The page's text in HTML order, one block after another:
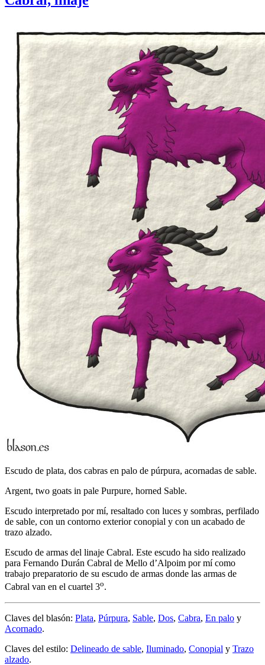
Escudo de plata, dos cabras en palo de púrpura, acornadas de sable.
Argent, two goats in pale Purpure, horned Sable.
Escudo interpretado por mí, resaltado con luces y sombras, perfilado
de sable, con un contorno exterior conopial y con un acabado de
trazo alzado.
Escudo de armas del linaje Cabral. Este escudo ha sido realizado
para Fernando Durán Cabral de Mello d’Alpoim por mí como
trabajo preparatorio de su escudo de armas donde las armas de
Cabral van en el cuartel 3o.
Claves del blasón: Plata, Púrpura, Sable, Dos, Cabra, En palo y
Acornado.
Claves del estilo: Delineado de sable, Iluminado, Conopial y Trazo
alzado.